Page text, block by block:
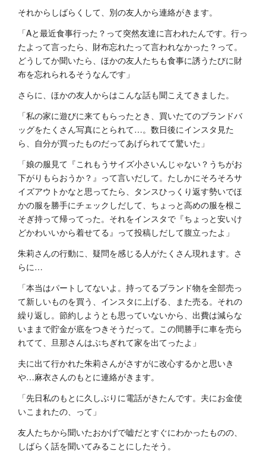
それからしばらくして、別の友人から連絡がきます。
「Aと最近食事行った？って突然友達に言われたんです。行っ
たよって言ったら、財布忘れたって言われなかった？って。
どうしてか聞いたら、ほかの友人たちも食事に誘うたびに財
布を忘れられるそうなんです」
さらに、ほかの友人からはこんな話も聞こえてきました。
「私の家に遊びに来てもらったとき、買いたてのブランドバ
ッグをたくさん写真にとられて…。数日後にインスタ見た
ら、自分が買ったものだってあげられてて驚いた」
「娘の服見て『これもうサイズ小さいんじゃない？うちがお
下がりもらおうか？』って言いだして。たしかにそろそろサ
イズアウトかなと思ってたら、タンスひっくり返す勢いでほ
かの服を勝手にチェックしだして、ちょっと高めの服を根こ
そぎ持って帰ってった。それをインスタで『ちょっと安いけ
どかわいいから着せてる』って投稿しだして腹立ったよ」
朱莉さんの行動に、疑問を感じる人がたくさん現れます。さ
らに…
「本当はパートしてないよ。持ってるブランド物を全部売っ
て新しいものを買う、インスタに上げる、また売る。それの
繰り返し。節約しようとも思っていないから、出費は減らな
いままで貯金が底をつきそうだって。この間勝手に車を売ら
れてて、旦那さんはぶちぎれて家を出てったよ」
夫に出て行かれた朱莉さんがさすがに改心するかと思いき
や…麻衣さんのもとに連絡がきます。
「先日私のもとに久しぶりに電話がきたんです。夫にお金使
いこまれたの、って」
友人たちから聞いたおかげで嘘だとすぐにわかったものの、
しばらく話を聞いてみることにしたそう。